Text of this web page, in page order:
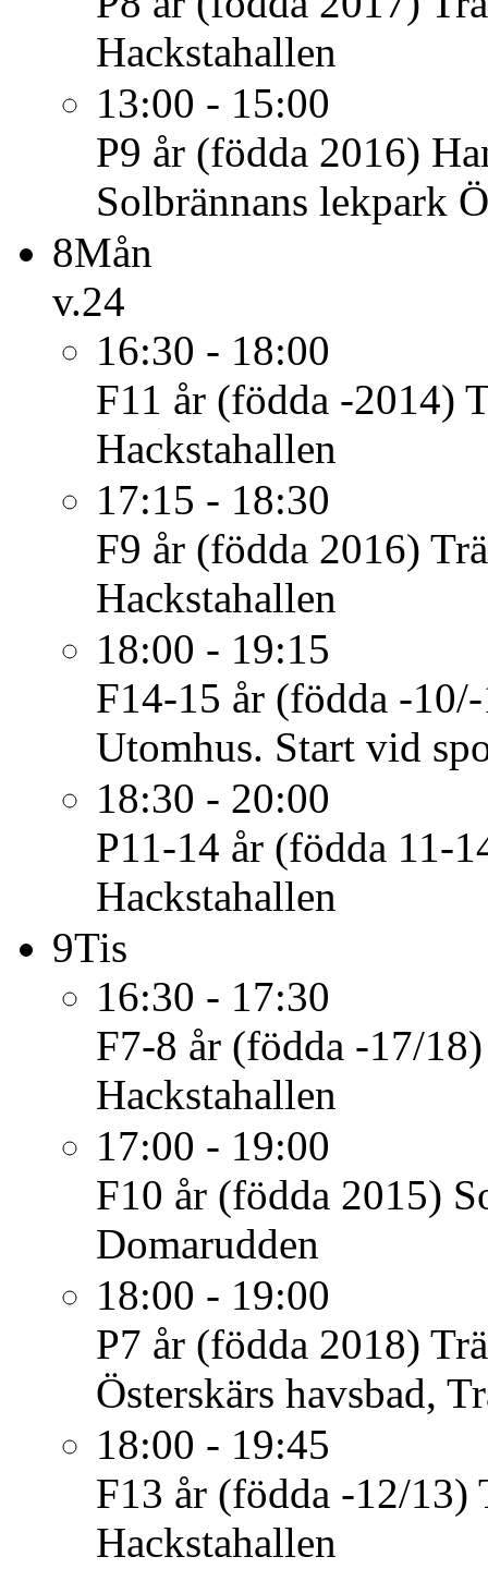
Hackstahallen
13:00 - 15:00
P9 år (födda 2016)
Solbrännans lekpark
8Mån
v.24
16:30 - 18:00
F11 år (födda -2014)
Hackstahallen
17:15 - 18:30
F9 år (födda 2016)
Hackstahallen
18:00 - 19:15
F14-15 år (födda -
Utomhus. Start vid
18:30 - 20:00
P11-14 år (födda 11-
Hackstahallen
9Tis
16:30 - 17:30
F7-8 år (födda -17/18)
Hackstahallen
17:00 - 19:00
F10 år (födda 2015)
Domarudden
18:00 - 19:00
P7 år (födda 2018)
Österskärs havsbad,
18:00 - 19:45
F13 år (födda -12/13)
Hackstahallen